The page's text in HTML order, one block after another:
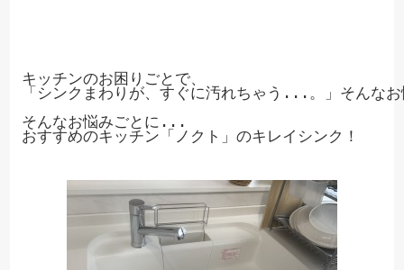
キッチンのお困りごとで、
「シンクまわりが、すぐに汚れちゃう...。」そんな
そんなお悩みごとに...
おすすめのキッチン「ノクト」のキレイシンク！